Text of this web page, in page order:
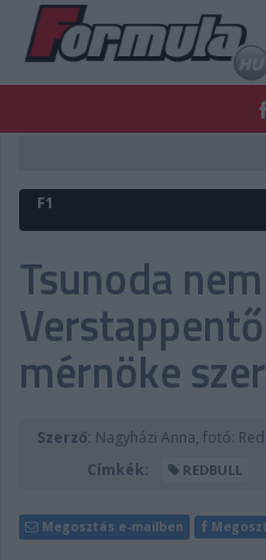
FORMULA
PODCAST
LIVE
DIGITÁLIS MAGAZIN
VERSENYNAPTÁRAK
F1
Tsunoda
mérnöke
Szerző: Nagyházi Anna, fotó:
Címkék:
REDBULL
Megosztás e-mailben